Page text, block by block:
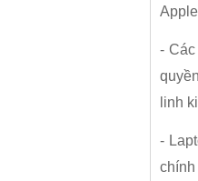
-
linh
-